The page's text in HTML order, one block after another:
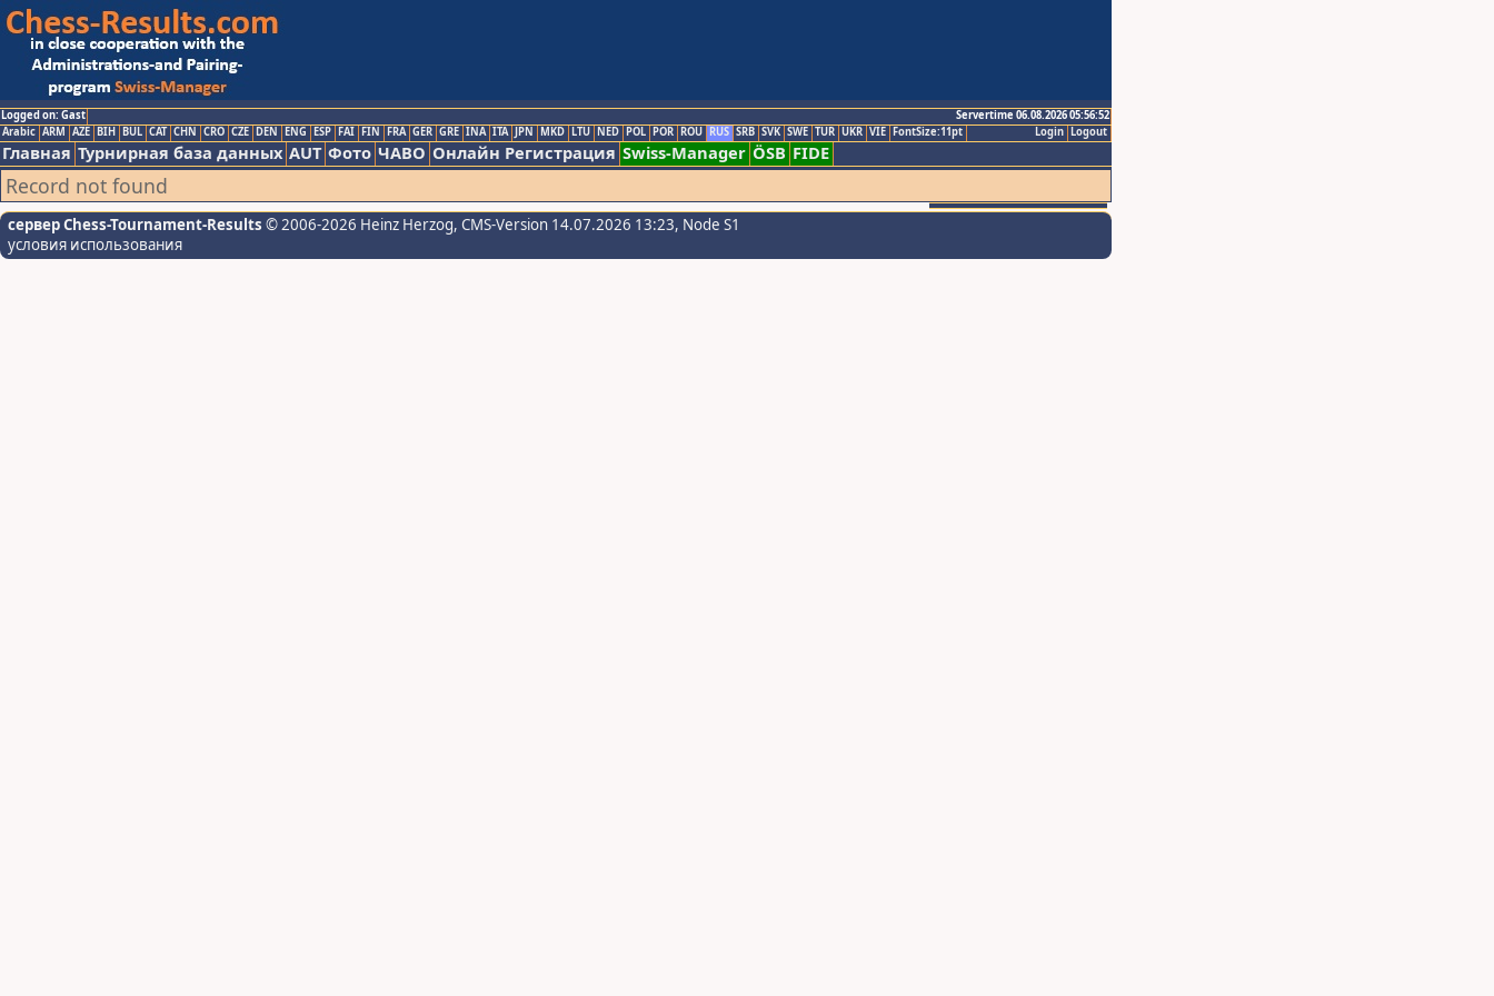
Logged on: Gast
Servertime 06.08.2026 05:56:52
Logout
Login
Arabic ARM AZE BIH BUL CAT CHN CRO CZE DEN ENG ESP FAI FIN FRA GER GRE INA ITA JPN MKD LTU NED POL POR ROU RUS SRB SVK SWE TUR UKR VIE FontSize:11pt
Главная Турнирная база данных AUT Фото ЧАВО Онлайн Регистрация Swiss-Manager ÖSB FIDE
Record not found
сервер Chess-Tournament-Results © 2006-2026 Heinz Herzog, CMS-Version 14.07.2026 13:23, Node S1
условия использования